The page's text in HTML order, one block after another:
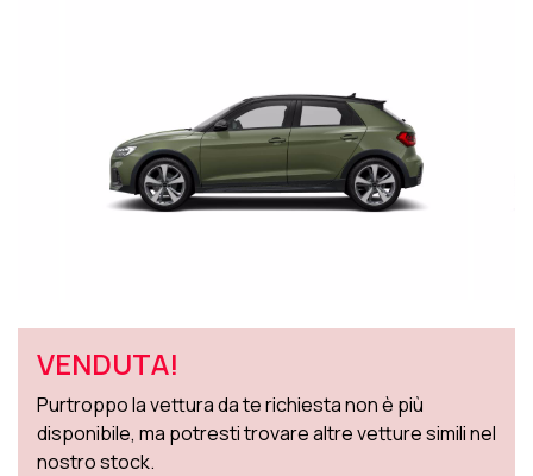
VENDUTA!
Purtroppo la vettura da te richiesta non è più
disponibile, ma potresti trovare altre vetture simili nel
nostro stock.